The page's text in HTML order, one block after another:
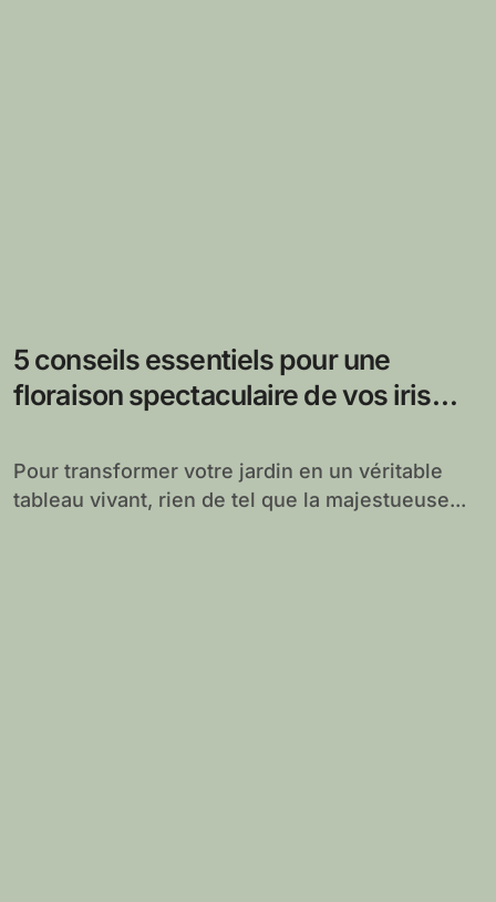
5 conseils essentiels pour une
floraison spectaculaire de vos iris
Pour transformer votre jardin en un véritable
tableau vivant, rien de tel que la majestueuse...